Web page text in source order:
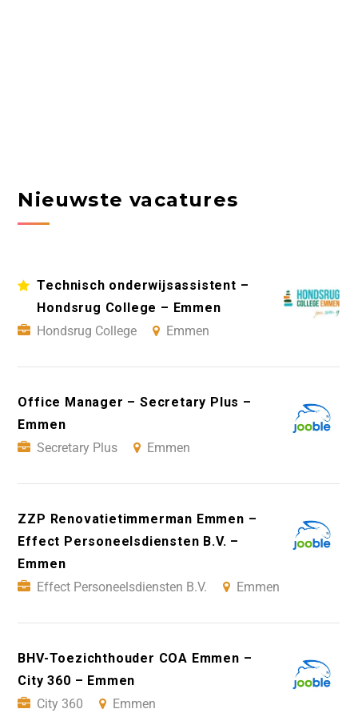
Nieuwste vacatures
Technisch onderwijsassistent –
Hondsrug College – Emmen
Hondsrug College
Emmen
Office Manager – Secretary Plus –
Emmen
Secretary Plus
Emmen
ZZP Renovatietimmerman Emmen –
Effect Personeelsdiensten B.V. –
Emmen
Effect Personeelsdiensten B.V.
Emmen
BHV-Toezichthouder COA Emmen –
City 360 – Emmen
City 360
Emmen